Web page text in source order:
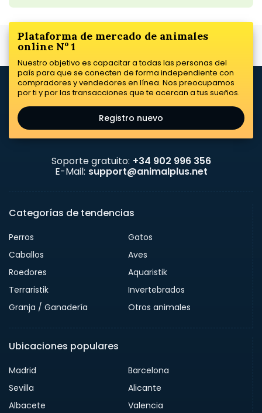
Plataforma de mercado de animales
online Nº 1
Nuestro objetivo es capacitar a todas las personas del
país para que se conecten de forma independiente con
compradores y vendedores en línea. Nos preocupamos
por ti y por las transacciones que te acercan a tus sueños.
Registro nuevo
Soporte gratuito: +34 902 996 356
E-Mail: support@animalplus.net
Categorías de tendencias
Perros
Gatos
Caballos
Aves
Roedores
Aquaristik
Terraristik
Invertebrados
Granja / Ganadería
Otros animales
Ubicaciones populares
Madrid
Barcelona
Sevilla
Alicante
Albacete
Valencia